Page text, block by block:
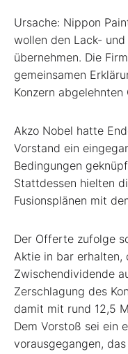
Ursache: Nippon
wollen den Lack-
übernehmen. Die
gemeinsamen
Konzern
Akzo Nobel hatte
Vorstand ein
Bedingungen
Stattdessen hielten
Fusionsplänen mit
Der Offerte zufolge
Aktie in bar erhalten,
Zwischendividende
Zerschlagung des
damit mit rund 12,5
Dem Vorstoß sei ein
vorausgegangen,